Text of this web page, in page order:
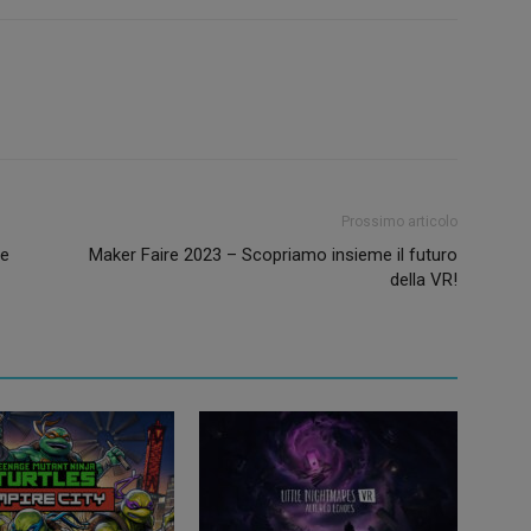
Prossimo articolo
Maker Faire 2023 – Scopriamo insieme il futuro
della VR!